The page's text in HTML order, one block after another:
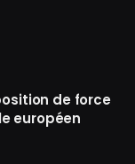
de force
européen